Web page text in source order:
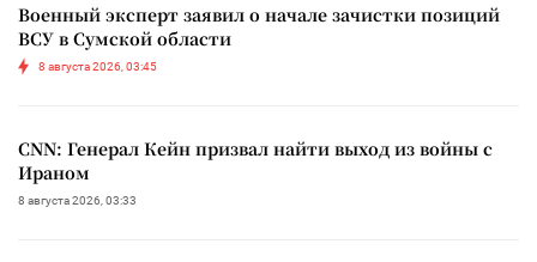
Военный эксперт заявил о начале зачистки позиций
ВСУ в Сумской области
8 августа 2026, 03:45
CNN: Генерал Кейн призвал найти выход из войны с
Ираном
8 августа 2026, 03:33